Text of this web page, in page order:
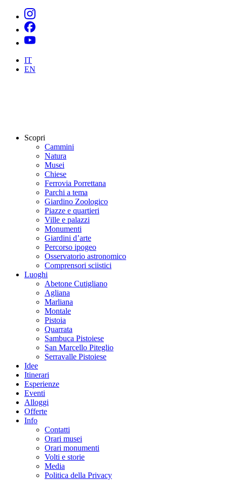
IT
EN
Scopri
Cammini
Natura
Musei
Chiese
Ferrovia Porrettana
Parchi a tema
Giardino Zoologico
Piazze e quartieri
Ville e palazzi
Monumenti
Giardini d’arte
Percorso ipogeo
Osservatorio astronomico
Comprensori sciistici
Luoghi
Abetone Cutigliano
Agliana
Marliana
Montale
Pistoia
Quarrata
Sambuca Pistoiese
San Marcello Piteglio
Serravalle Pistoiese
Idee
Itinerari
Esperienze
Eventi
Alloggi
Offerte
Info
Contatti
Orari musei
Orari monumenti
Volti e storie
Media
Politica della Privacy